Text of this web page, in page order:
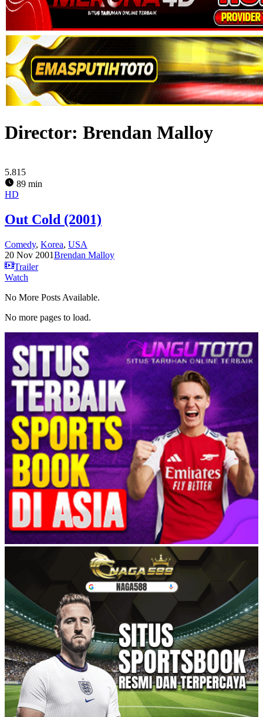
Director: Brendan Malloy
5.815
89 min
HD
Out Cold (2001)
Comedy, Korea, USA
20 Nov 2001Brendan Malloy
Trailer
Watch
No More Posts Available.
No more pages to load.